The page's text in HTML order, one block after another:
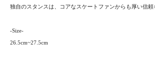
独自のスタンスは、コアなスケートファンからも厚い信頼
-Size-
26.5cm~27.5cm